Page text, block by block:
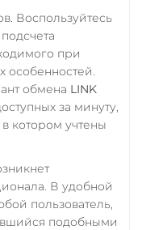
Воспользуйтесь
при
особенностей.
обмена LINK
за минуту,
котором учтены
В удобной
пользователь,
подобными